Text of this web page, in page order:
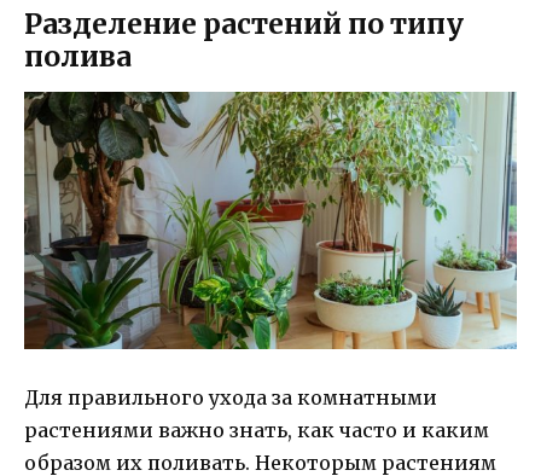
Разделение растений по типу
полива
Для правильного ухода за комнатными
растениями важно знать, как часто и каким
образом их поливать. Некоторым растениям